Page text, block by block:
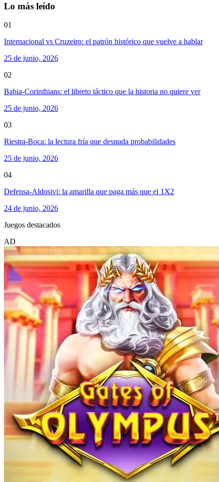
Lo más leído
01
Internacional vs Cruzeiro: el patrón histórico que vuelve a hablar
25 de junio, 2026
02
Bahia-Corinthians: el libreto táctico que la historia no quiere ver
25 de junio, 2026
03
Riestra-Boca: la lectura fría que desnuda probabilidades
25 de junio, 2026
04
Defensa-Aldosivi: la amarilla que paga más que el 1X2
24 de junio, 2026
Juegos destacados
AD